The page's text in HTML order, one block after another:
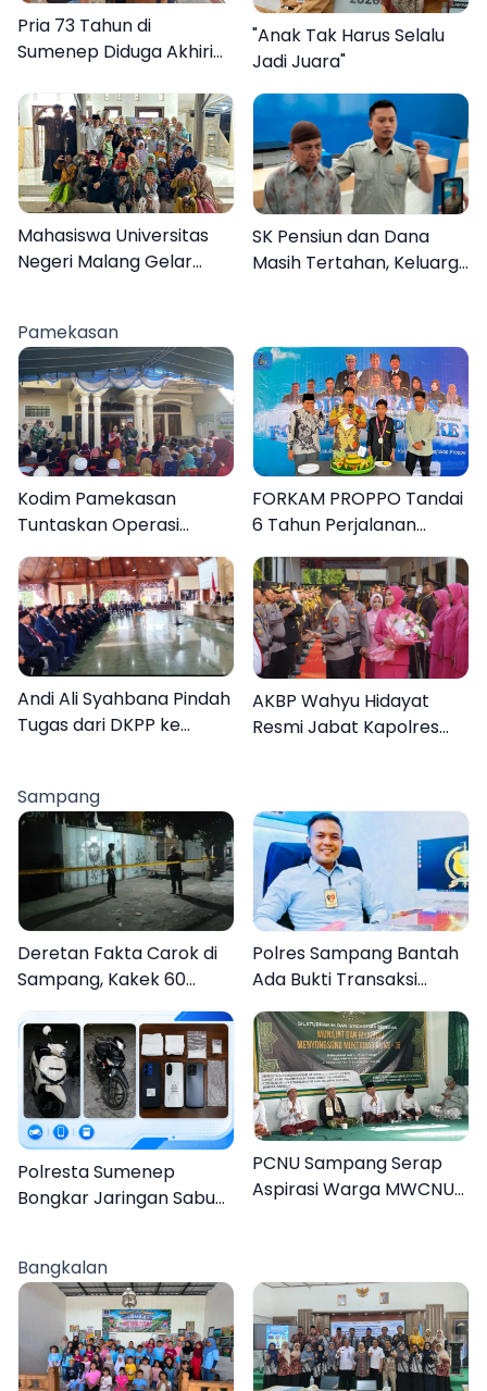
Pria 73 Tahun di
Sumenep Diduga Akhiri
"Anak Tak Harus Selalu
Jadi Juara"
Mahasiswa Universitas
Negeri Malang Gelar
SK Pensiun dan Dana
Masih Tertahan, Keluarga
Pamekasan
Kodim Pamekasan
Tuntaskan Operasi
Katarak Gratis, 160
Warga Kembali Melihat
Lebih Jelas
FORKAM PROPPO Tandai
6 Tahun Perjalanan
dengan Peluncuran Mars,
Hymne, dan Buku
Organisasi
Andi Ali Syahbana Pindah
Tugas dari DKPP ke
AKBP Wahyu Hidayat
Resmi Jabat Kapolres
Sampang
Deretan Fakta Carok di
Sampang, Kakek 60
Tahun Duel Melawan 2
Pria
Polres Sampang Bantah
Ada Bukti Transaksi
dalam Kasus Rudapaksa
Anak 27 Tersangka
Polresta Sumenep
Bongkar Jaringan Sabu
PCNU Sampang Serap
Aspirasi Warga MWCNU
Bangkalan